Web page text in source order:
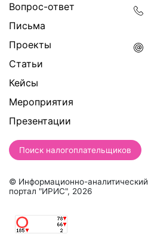
Вопрос-ответ
Письма
Проекты
Статьи
Кейсы
Мероприятия
Презентации
Поиск налогоплательщиков
© Информационно-аналитический
портал "ИРИС", 2026